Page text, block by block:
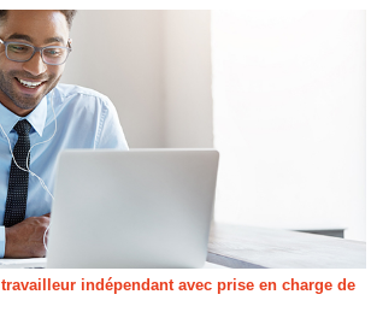
indépendant avec prise en charge de